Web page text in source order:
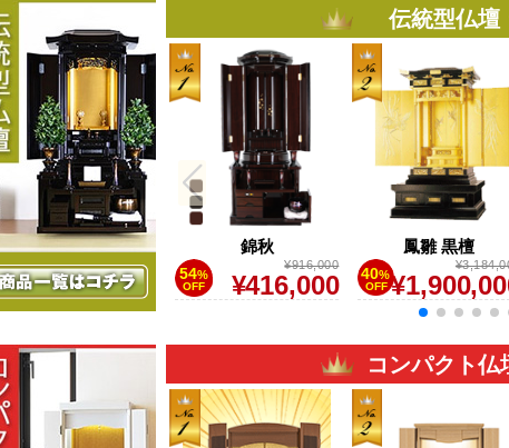
伝統型仏壇
友誼 高欄付
%
OFF
¥4,665,000
¥1,610,000
錦秋
54%
OFF
¥916,000
¥416,000
鳳雛 黒檀
40%
OFF
コンパクト仏